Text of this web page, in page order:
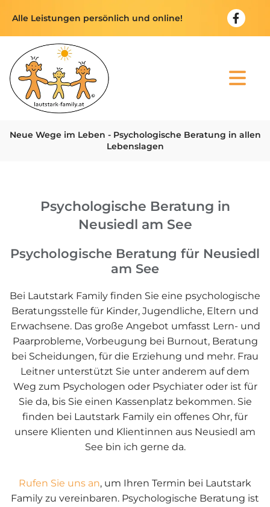
Alle Leistungen persönlich und online!
Neue Wege im Leben - Psychologische Beratung in allen
Lebenslagen
Psychologische Beratung in
Neusiedl am See
Psychologische Beratung für Neusiedl
am See
Bei Lautstark Family finden Sie eine psychologische
Beratungsstelle für Kinder, Jugendliche, Eltern und
Erwachsene. Das große Angebot umfasst Lern- und
Paarprobleme, Vorbeugung bei Burnout, Beratung
bei Scheidungen, für die Erziehung und mehr. Frau
Leitner unterstützt Sie unter anderem auf dem
Weg zum Psychologen oder Psychiater oder ist für
Sie da, bis Sie einen Kassenplatz bekommen. Sie
finden bei Lautstark Family ein offenes Ohr, für
unsere Klienten und Klientinnen aus Neusiedl am
See bin ich gerne da.
Rufen Sie uns an, um Ihren Termin bei Lautstark
Family zu vereinbaren. Psychologische Beratung ist